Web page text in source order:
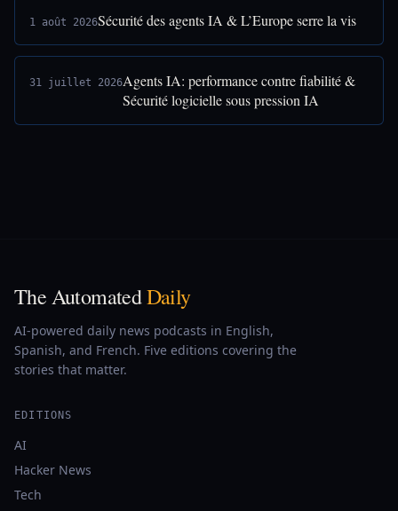
1 août 2026Sécurité des agents IA & L’Europe serre la vis
31 juillet 2026Agents IA: performance contre fiabilité &
Sécurité logicielle sous pression IA
The AutomatedDaily
AI-powered daily news podcasts in English,
Spanish, and French. Five editions covering the
stories that matter.
EDITIONS
AI
Hacker News
Tech